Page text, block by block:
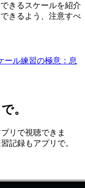
きるスケールを紹介
きるよう、注意すべ
ール練習の極意：息
。
リで視聴できま
記録もアプリで。